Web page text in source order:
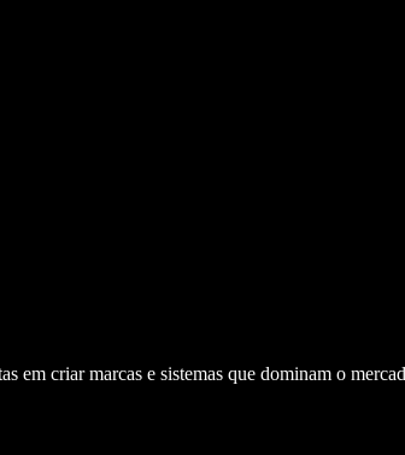
em criar marcas e sistemas que dominam o